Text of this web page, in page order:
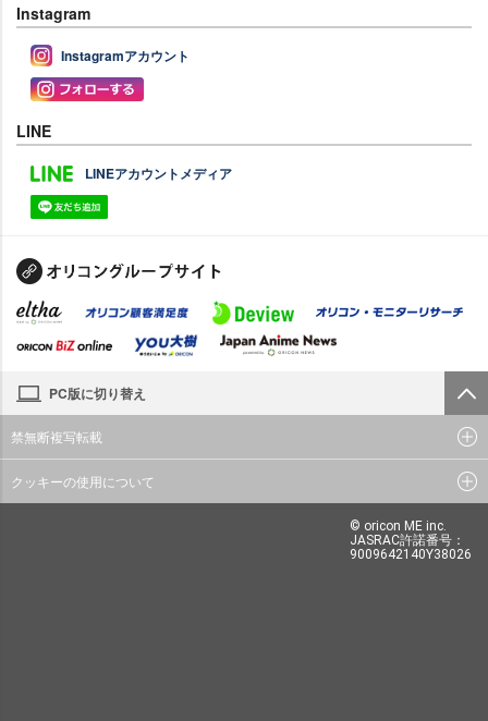
Instagram
Instagramアカウント
LINE
LINEアカウントメディア
PC版に切り替え
禁無断複写転載
クッキーの使用について
© oricon ME inc.
JASRAC許諾番号：
9009642140Y38026